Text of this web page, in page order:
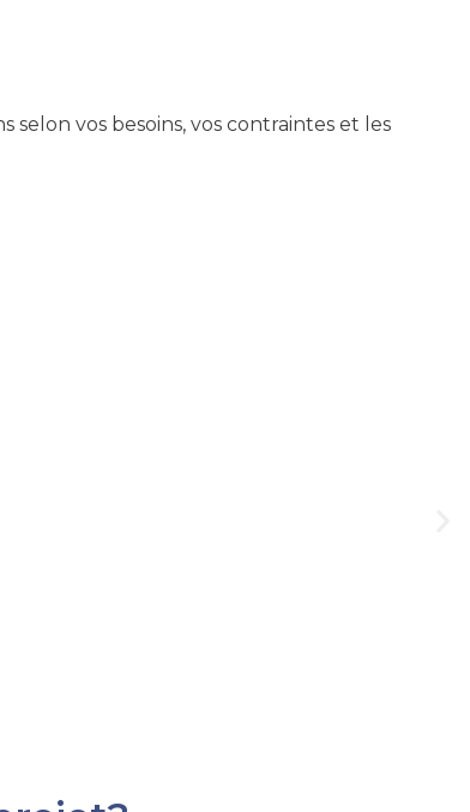
vos besoins, vos contraintes et les